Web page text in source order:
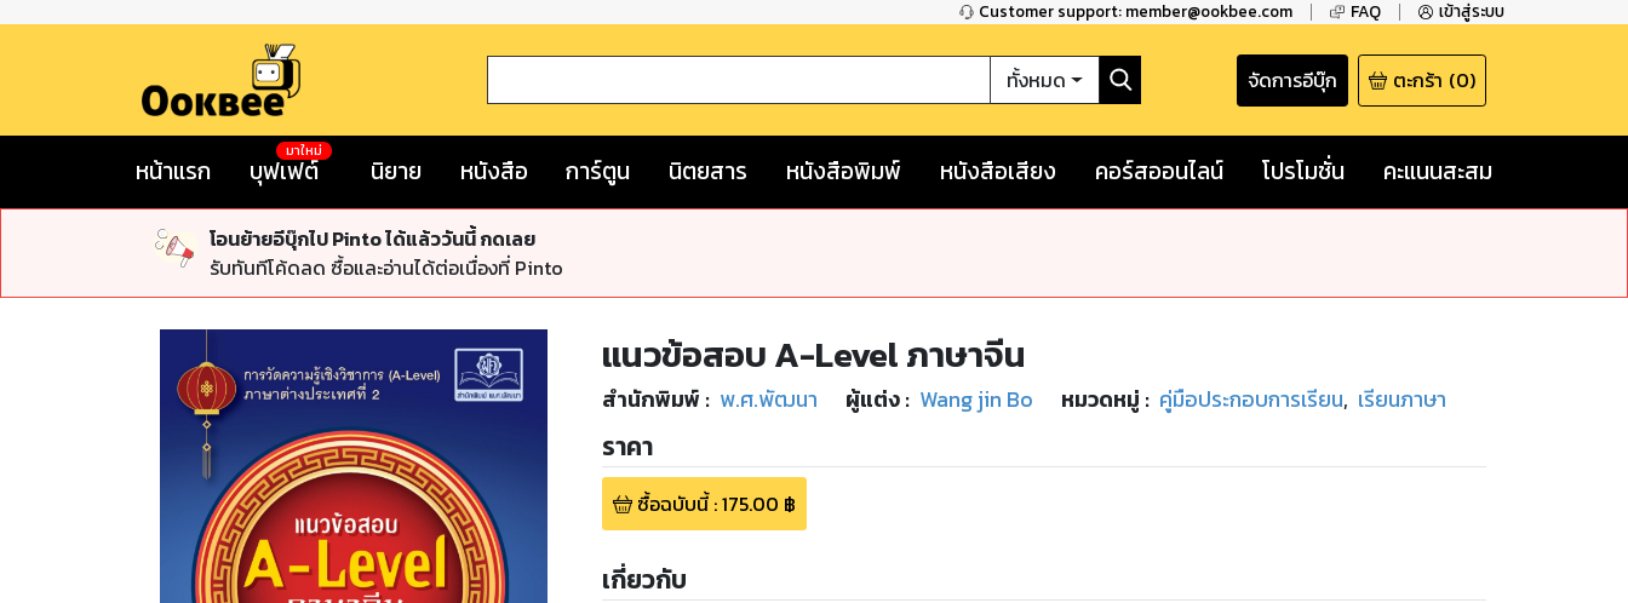
Customer support: member@ookbee.com FAQ เข้าสู่ระบบ
ทั้งหมด จัดการอีบุ๊ก ตะกร้า (0)
หน้าแรก บุฟเฟต์
มาใหม่
นิยาย หนังสือ การ์ตูน นิตยสาร หนังสือพิมพ์ หนังสือเสียง คอร์สออนไลน์ โปรโมชั่น คะแนนสะสม
โอนย้ายอีบุ๊กไป Pinto ได้แล้ววันนี้ กดเลย
รับทันทีโค้ดลด ซื้อและอ่านได้ต่อเนื่องที่ Pinto
แนวข้อสอบ A-Level ภาษาจีน
สำนักพิมพ์ : พ.ศ.พัฒนา ผู้แต่ง : Wang jin Bo หมวดหมู่ : คู่มือประกอบการเรียน, เรียนภาษา
ราคา
ซื้อฉบับนี้:175.00 ฿
เกี่ยวกับ